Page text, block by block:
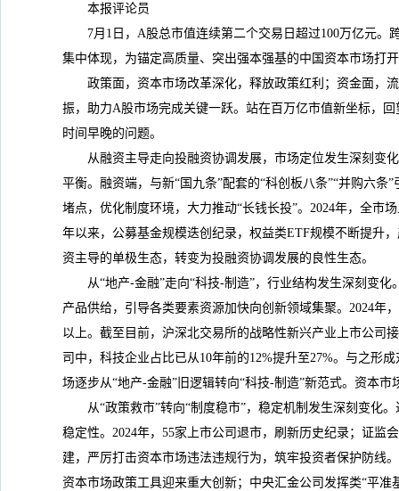
本报评论员
7月1日，A股总市值连续第二个交易日超过100万亿元
集中体现，为锚定高质量、突出强本强基的中国资本市场打
政策面，资本市场改革深化，释放政策红利；资金面
振，助力A股市场完成关键一跃。站在百万亿市值新坐标，
时间早晚的问题。
从融资主导走向投融资协调发展，市场定位发生深刻变
平衡。融资端，与新“国九条”配套的“科创板八条”“并购六
堵点，优化制度环境，大力推动“长钱长投”。2024年，全市
年以来，公募基金规模迭创纪录，权益类ETF规模不断提升
资主导的单极生态，转变为投融资协调发展的良性生态。
从“地产-金融”走向“科技-制造”，行业结构发生深刻变
产品供给，引导各类要素资源加快向创新领域集聚。2024年
以上。截至目前，沪深北交易所的战略性新兴产业上市公司
司中，科技企业占比已从10年前的12%提升至27%。与之形
场逐步从“地产-金融”旧逻辑转向“科技-制造”新范式。资本
从“政策救市”转向“制度稳市”，稳定机制发生深刻变化
稳定性。2024年，55家上市公司退市，刷新历史纪录；证监
建，严厉打击资本市场违法违规行为，筑牢投资者保护防线
资本市场政策工具迎来重大创新；中央汇金公司发挥类“平